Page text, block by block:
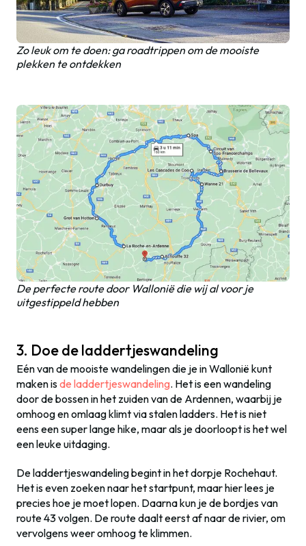
Zo leuk om te doen: ga roadtrippen om de mooiste
plekken te ontdekken
De perfecte route door Wallonië die wij al voor je
uitgestippeld hebben
3. Doe de laddertjeswandeling
Eén van de mooiste wandelingen die je in Wallonië kunt
maken isde laddertjeswandeling. Het is een wandeling
door de bossen in het zuiden van de Ardennen, waarbij je
omhoog en omlaag klimt via stalen ladders. Het is niet
eens een super lange hike, maar als je doorloopt is het wel
een leuke uitdaging.
De laddertjeswandeling begint in het dorpje Rochehaut.
Het is even zoeken naar het startpunt, maar hier lees je
precies hoe je moet lopen. Daarna kun je de bordjes van
route 43 volgen. De route daalt eerst af naar de rivier, om
vervolgens weer omhoog te klimmen.